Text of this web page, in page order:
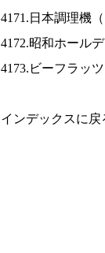
4171.日本調理機（
4172.昭和ホール
4173.ビーフラッ
インデックスに戻